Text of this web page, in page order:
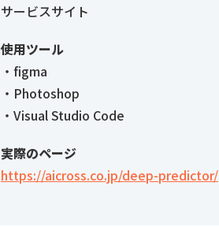
サービスサイト
使用ツール
・figma
・Photoshop
・Visual Studio Code
実際のページ
https://aicross.co.jp/deep-predictor/